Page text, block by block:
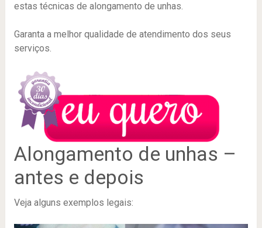
estas técnicas de alongamento de unhas.
Garanta a melhor qualidade de atendimento dos seus
serviços.
Alongamento de unhas –
antes e depois
Veja alguns exemplos legais: